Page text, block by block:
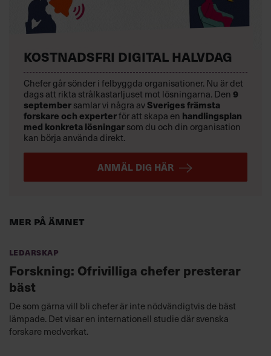
Mer på ämnet
Ledarskap
Forskning: Ofrivilliga chefer presterar
bäst
De som gärna vill bli chefer är inte nödvändigtvis de bäst
lämpade. Det visar en internationell studie där svenska
forskare medverkat.
KOSTNADSFRI DIGITAL HALVDAG
Chefer går sönder i felbyggda organisationer. Nu är det
dags att rikta strålkastarljuset mot lösningarna. Den9
septembersamlar vi några avSveriges främsta
forskare och experterför att skapa en handlingsplan
med konkreta lösningarsom du och din organisation
kan börja använda direkt.
ANMÄL DIG HÄR